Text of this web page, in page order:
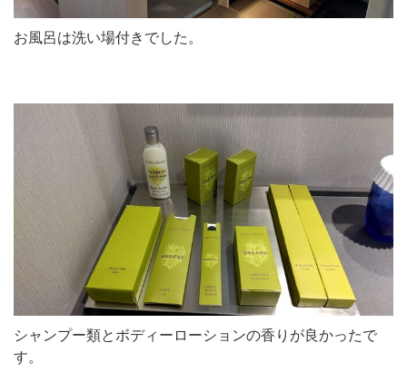
お風呂は洗い場付きでした。
シャンプー類とボディーローションの香りが良かったで
す。